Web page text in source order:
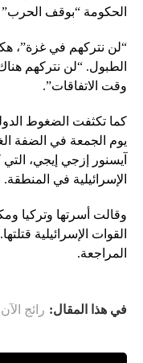
الحكومة “بوقف الحرب”
“لن نتركهم في غزة”،
الطبول. “لن نتركهم
وقت الاتفاقات”.
كما تكثفت الضغوط
يوم الجمعة في الضفة
آيسنور إزجي إيجي،
الإسرائيلية في المنطقة.
وقالت أسرتها وتركيا
القوات الإسرائيلية
المراجعة.
في هذا المقال: رائج الآن